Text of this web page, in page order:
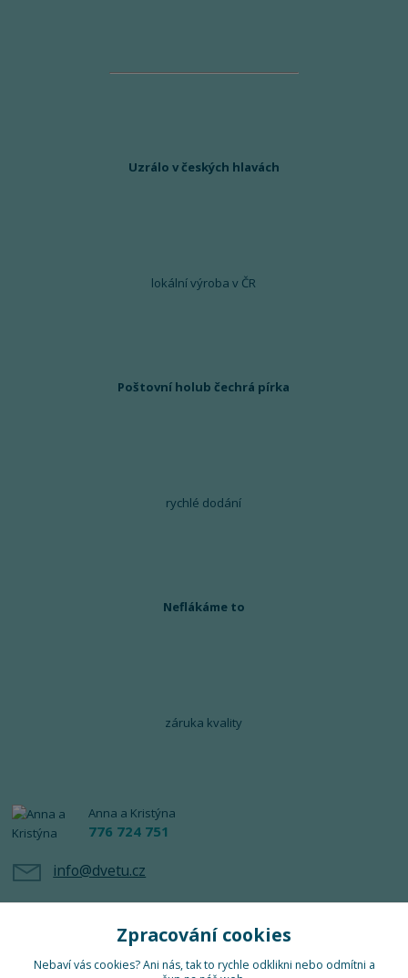
Uzrálo v českých hlavách
lokální výroba v ČR
Poštovní holub čechrá pírka
rychlé dodání
Neflákáme to
záruka kvality
Anna a Kristýna
776 724 751
info@dvetu.cz
Zpracování cookies
Nebaví vás cookies? Ani nás, tak to rychle odklikni nebo odmítni a